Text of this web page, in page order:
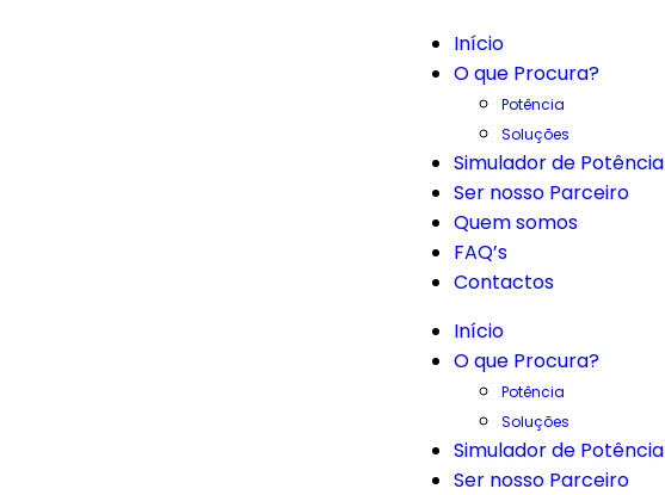
Início
O que Procura?
Potência
Soluções
Simulador de Potência
Ser nosso Parceiro
Quem somos
FAQ’s
Contactos
Início
O que Procura?
Potência
Soluções
Simulador de Potência
Ser nosso Parceiro